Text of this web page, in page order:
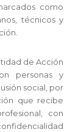
como
técnicos y
de Acción
personas y
social, por
que recibe
con